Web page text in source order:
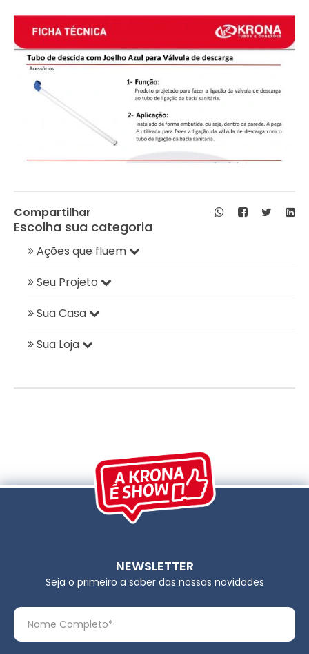
Compartilhar
Escolha sua categoria
Ações que fluem
Seu Projeto
Sua Casa
Sua Loja
NEWSLETTER
Seja o primeiro a saber das nossas novidades